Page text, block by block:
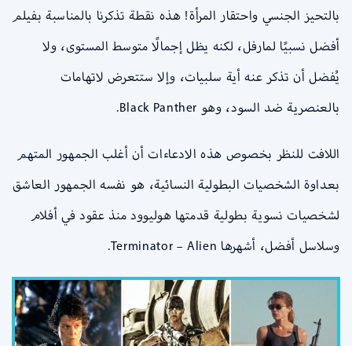
بالتحيز الجنسي واحتقار المرأة! هذه نقطة تذكرنا بالمناسبة بفيلم
أفضل نسبيًا لمارفل، لكنه يظل إجمالًا متوسط المستوى، ولا
يُفضل أن تذكر عنه أية سلبيات، وإلا ستتعرض لاتهامات
بالعنصرية ضد السود، وهو Black Panther.
اللافت للنظر بخصوص هذه الادعاءات أن أغلب الجمهور المتهم
بعداوة الشخصيات البطولية النسائية، هو نفسه الجمهور العاشق
لشخصيات نسوية بطولية قدمتها هوليوود منذ عقود في أفلام
وسلاسل أفضل، أشهرها Terminator – Alien.